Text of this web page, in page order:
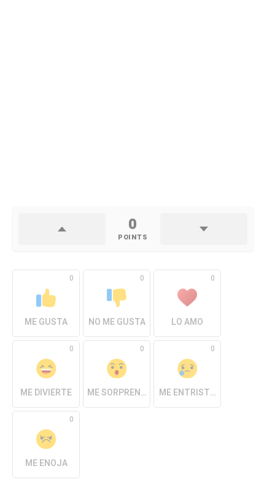
0
POINTS
0
ME GUSTA
0
NO ME GUSTA
0
LO AMO
0
ME DIVIERTE
0
ME SORPRENDE
0
ME ENTRISTECE
0
ME ENOJA